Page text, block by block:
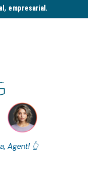
empresarial.​
Agent! 👆